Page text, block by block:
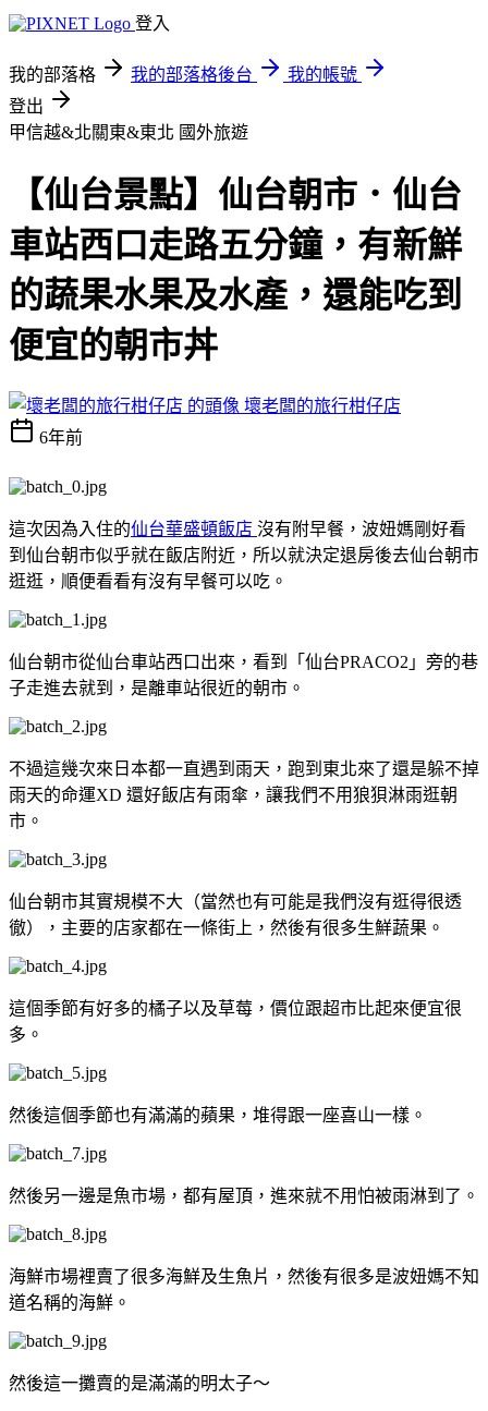
登入
我的部落格 我的部落格後台
我的帳號
登出
甲信越&北關東&東北 國外旅遊
【仙台景點】仙台朝市．仙台
車站西口走路五分鐘，有新鮮
的蔬果水果及水產，還能吃到
便宜的朝市丼
壞老闆的旅行柑仔店
6年前
這次因為入住的仙台華盛頓飯店 沒有附早餐，波妞媽剛好看
到仙台朝市似乎就在飯店附近，所以就決定退房後去仙台朝市
逛逛，順便看看有沒有早餐可以吃。
仙台朝市從仙台車站西口出來，看到「仙台PRACO2」旁的巷
子走進去就到，是離車站很近的朝市。
不過這幾次來日本都一直遇到雨天，跑到東北來了還是躲不掉
雨天的命運XD 還好飯店有雨傘，讓我們不用狼狽淋雨逛朝
市。
仙台朝市其實規模不大（當然也有可能是我們沒有逛得很透
徹），主要的店家都在一條街上，然後有很多生鮮蔬果。
這個季節有好多的橘子以及草莓，價位跟超市比起來便宜很
多。
然後這個季節也有滿滿的蘋果，堆得跟一座喜山一樣。
然後另一邊是魚市場，都有屋頂，進來就不用怕被雨淋到了。
海鮮市場裡賣了很多海鮮及生魚片，然後有很多是波妞媽不知
道名稱的海鮮。
然後這一攤賣的是滿滿的明太子～